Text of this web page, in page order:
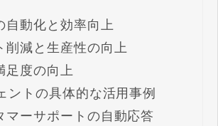
自動化と効率向上
削減と生産性の向上
足度の向上
ントの具体的な活用事例
マーサポートの自動応答